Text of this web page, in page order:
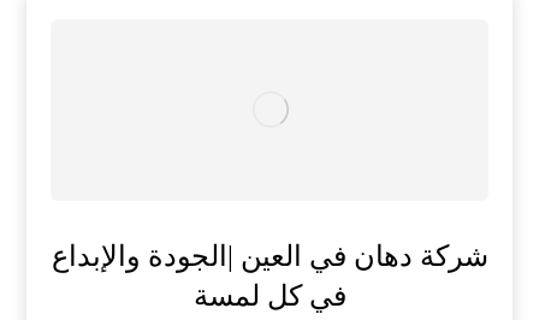
شركة دهان في العين |الجودة والإبداع
في كل لمسة